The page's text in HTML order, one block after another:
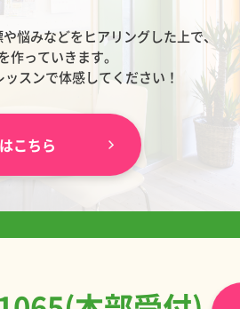
悩みなどをヒアリングした上で、
っていきます。
スンで体感してください！
こちら